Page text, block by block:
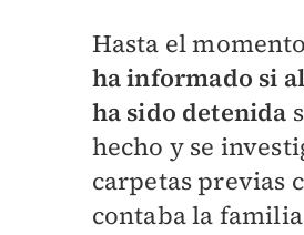
Hasta el
ha informado si
ha sido detenida
hecho y se
carpetas previas
contaba la